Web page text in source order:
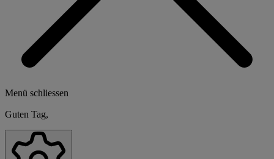
Menü schliessen
Guten Tag,